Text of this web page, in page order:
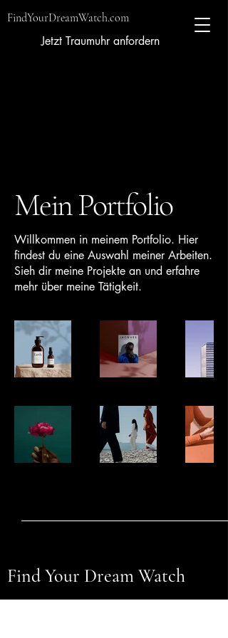
FindYourDreamWatch.com
Jetzt Traumuhr anfordern
Mein Portfolio
Willkommen in meinem Portfolio. Hier
findest du eine Auswahl meiner Arbeiten.
Sieh dir meine Projekte an und erfahre
mehr über meine Tätigkeit.
Find Your Dream Watch